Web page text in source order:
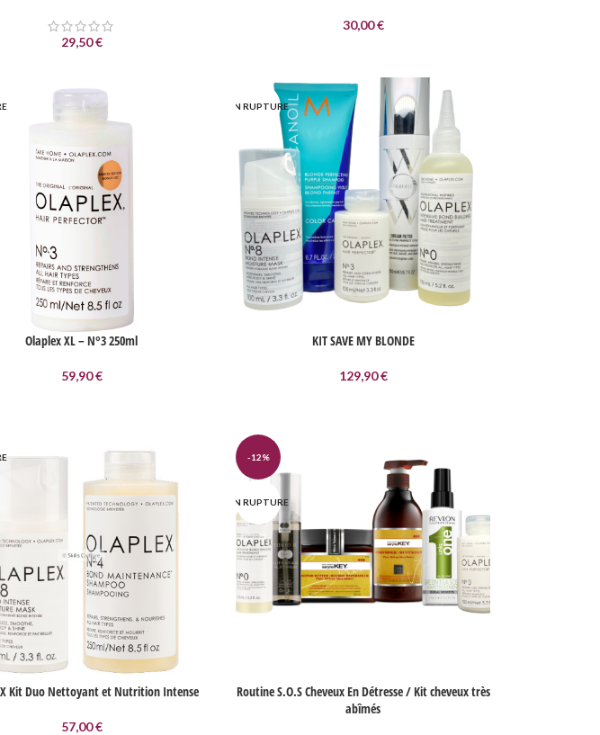
29,50€
30,00€
Olaplex XL – N°3 250ml
59,90€
EN RUPTURE
KIT SAVE MY BLONDE
129,90€
Kit Duo Nettoyant et Nutrition Intense
57,00€
-12%
EN RUPTURE
Routine S.O.S Cheveux En Détresse / Kit cheveux très
abîmés